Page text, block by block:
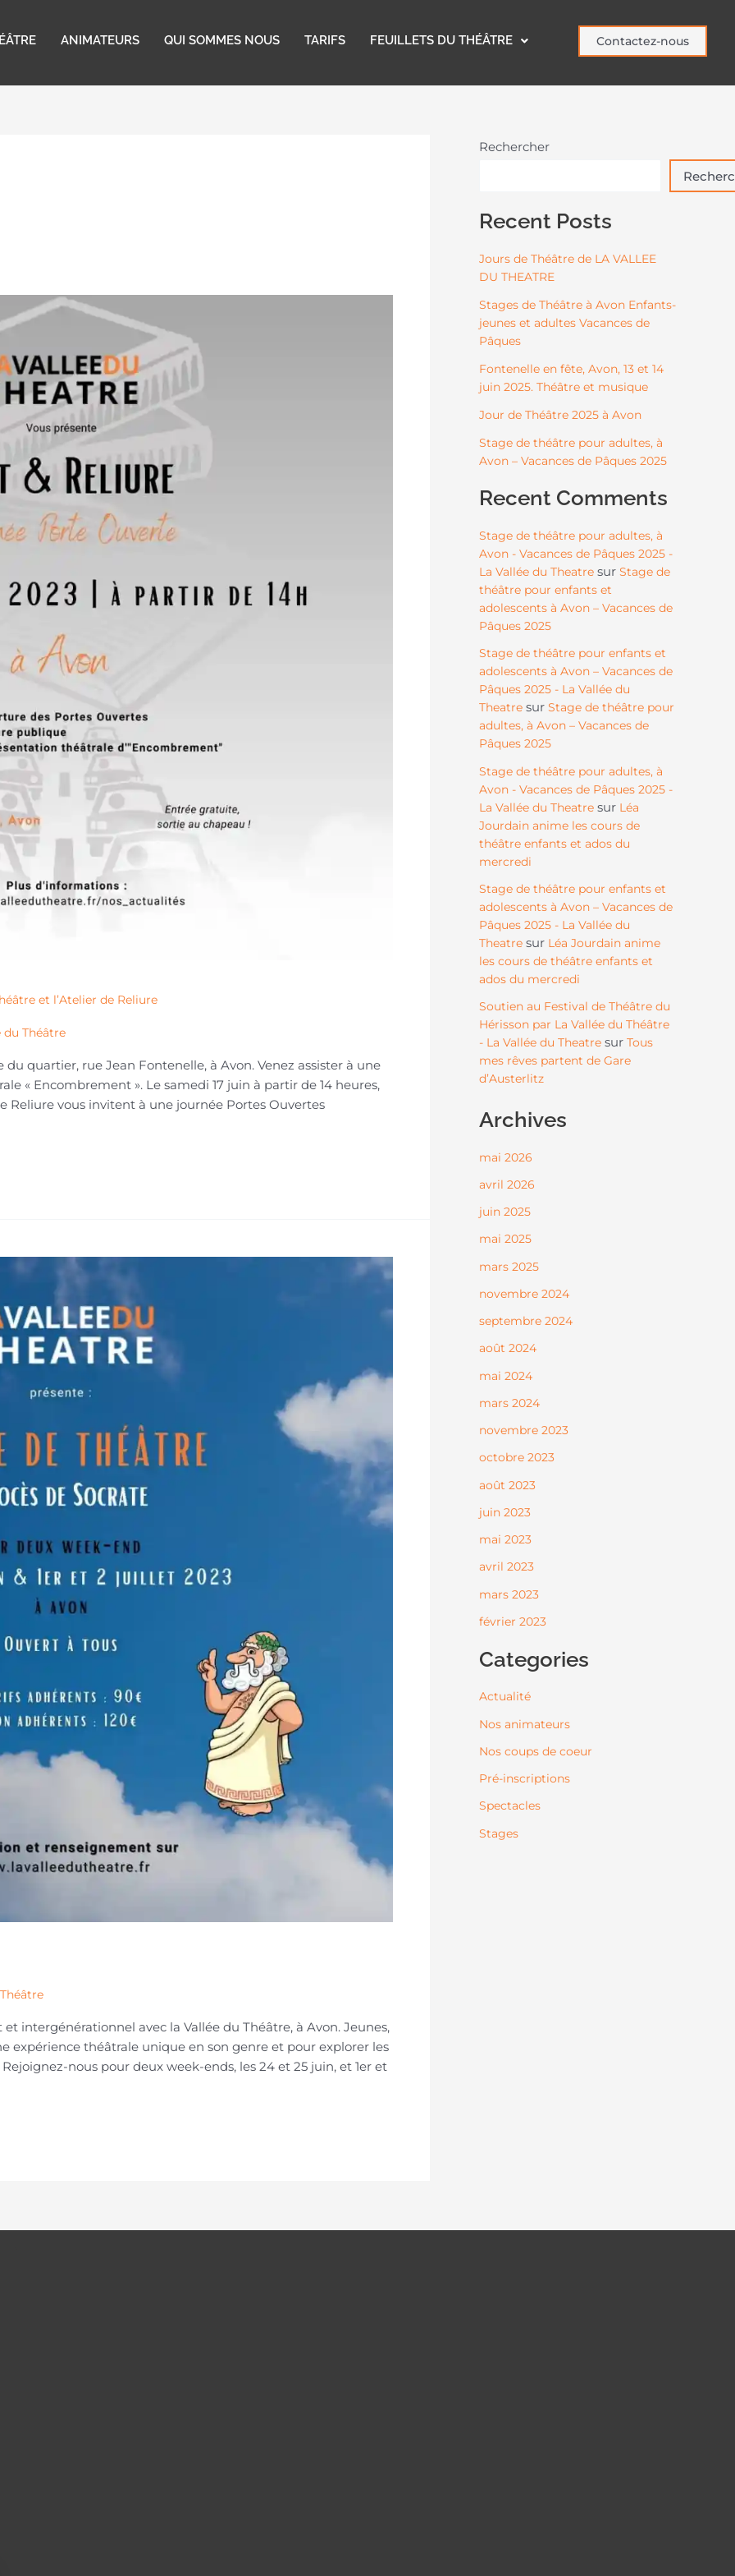
ANIMATEURS QUI SOMMES NOUS TARIFS FEUILLETS DU THÉÂTRE Contactez-nous
et l’Atelier de Reliure
du Théâtre
quartier, rue Jean Fontenelle, à Avon. Venez assister à une
« Encombrement ». Le samedi 17 juin à partir de 14 heures,
Reliure vous invitent à une journée Portes Ouvertes
intergénérationnel avec la Vallée du Théâtre, à Avon. Jeunes,
expérience théâtrale unique en son genre et pour explorer les
nous pour deux week-ends, les 24 et 25 juin, et 1er et
Rechercher
Recent Posts
Jours de Théâtre de LA VALLEE
DU THEATRE
Stages de Théâtre à Avon Enfants-
jeunes et adultes Vacances de
Pâques
Fontenelle en fête, Avon, 13 et 14
juin 2025. Théâtre et musique
Jour de Théâtre 2025 à Avon
Stage de théâtre pour adultes, à
Avon – Vacances de Pâques 2025
Recent Comments
Stage de théâtre pour adultes, à
Avon - Vacances de Pâques 2025 -
La Vallée du Theatre sur Stage de
théâtre pour enfants et
adolescents à Avon – Vacances de
Pâques 2025
Stage de théâtre pour enfants et
adolescents à Avon – Vacances de
Pâques 2025 - La Vallée du
Theatre sur Stage de théâtre pour
adultes, à Avon – Vacances de
Pâques 2025
Stage de théâtre pour adultes, à
Avon - Vacances de Pâques 2025 -
La Vallée du Theatre sur Léa
Jourdain anime les cours de
théâtre enfants et ados du
mercredi
Stage de théâtre pour enfants et
adolescents à Avon – Vacances de
Pâques 2025 - La Vallée du
Theatre sur Léa Jourdain anime
les cours de théâtre enfants et
ados du mercredi
Soutien au Festival de Théâtre du
Hérisson par La Vallée du Théâtre
- La Vallée du Theatre sur Tous
mes rêves partent de Gare
d’Austerlitz
Archives
mai 2026
avril 2026
juin 2025
mai 2025
mars 2025
novembre 2024
septembre 2024
août 2024
mai 2024
mars 2024
novembre 2023
octobre 2023
août 2023
juin 2023
mai 2023
avril 2023
mars 2023
février 2023
Categories
Actualité
Nos animateurs
Nos coups de coeur
Pré-inscriptions
Spectacles
Stages